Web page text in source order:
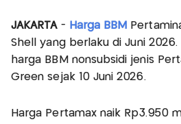
JAKARTA - Harga BBM
Shell yang berlaku di Juni
harga BBM nonsubsidi jenis
Green sejak 10 Juni 2026.
Harga Pertamax naik Rp3.950